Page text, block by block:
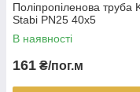
Поліпропіленова труба
Stabi PN25 40х5
В наявності
161 ₴/пог.м